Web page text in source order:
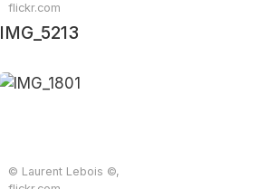
flickr.com
IMG_5213
© Laurent Lebois ©,